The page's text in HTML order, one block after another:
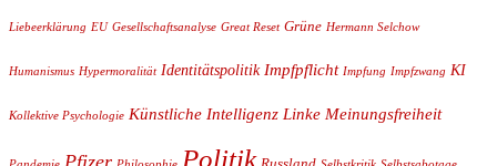
Liebeerklärung EU Gesellschaftsanalyse Great Reset Grüne Hermann Selchow
Humanismus Hypermoralität Identitätspolitik Impfpflicht Impfung Impfzwang KI
Kollektive Psychologie Künstliche Intelligenz Linke Meinungsfreiheit
Pfizer Politik